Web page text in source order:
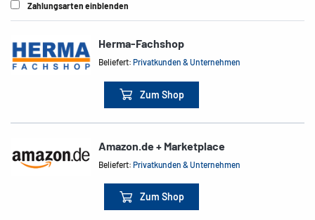
Zahlungsarten einblenden
Herma-Fachshop
Beliefert:Privatkunden & Unternehmen
Zum Shop
Amazon.de + Marketplace
Beliefert:Privatkunden & Unternehmen
Zum Shop